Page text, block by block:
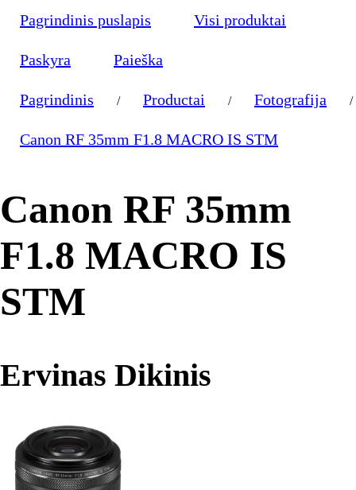
Pagrindinis puslapis Visi produktai
Paskyra Paieška
Pagrindinis / Productai / Fotografija /
Canon RF 35mm F1.8 MACRO IS STM
Canon RF 35mm
F1.8 MACRO IS
STM
Ervinas Dikinis